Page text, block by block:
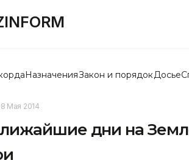
НазначенияЗакон и порядок Досье
Мая 2014
дни на